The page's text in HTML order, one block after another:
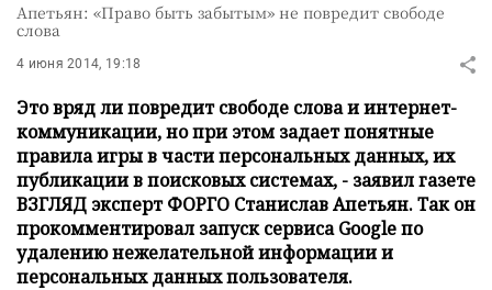
Апетьян: «Право быть забытым» не повредит свободе
слова
4 июня 2014, 19:18
Это вряд ли повредит свободе слова и интернет-
коммуникации, но при этом задает понятные
правила игры в части персональных данных, их
публикации в поисковых системах, - заявил газете
ВЗГЛЯД эксперт ФОРГО Станислав Апетьян. Так он
прокомментировал запуск сервиса Google по
удалению нежелательной информации и
персональных данных пользователя.